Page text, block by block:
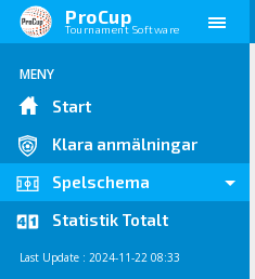
ProCup
Tournament Software
MENY
Start
Klara anmälningar
Spelschema
Statistik Totalt
Last Update : 2024-11-22 08:33